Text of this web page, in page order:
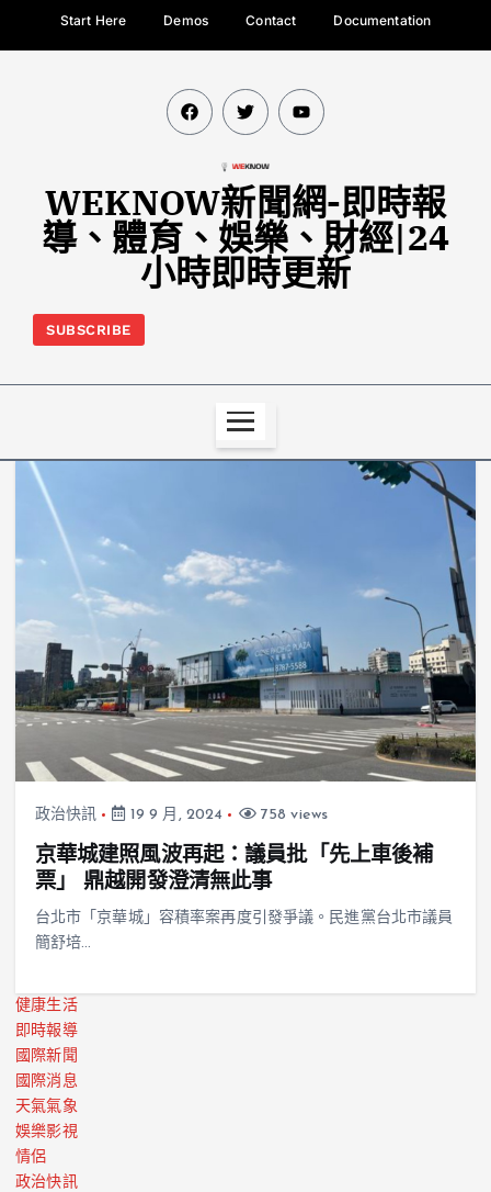
Start Here Demos Contact Documentation
WEKNOW新聞網-即時報
導、體育、娛樂、財經|24
小時即時更新
SUBSCRIBE
政治快訊 19 9 月, 2024 758 views
京華城建照風波再起：議員批「先上車後補
票」 鼎越開發澄清無此事
台北市「京華城」容積率案再度引發爭議。民進黨台北市議員
簡舒培…
健康生活
即時報導
國際新聞
國際消息
天氣氣象
娛樂影視
情侶
政治快訊